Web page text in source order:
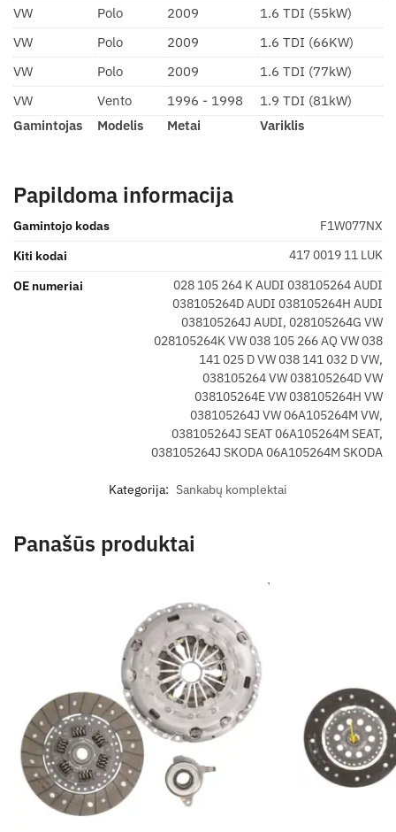
Gamintojas Modelis Metai Variklis
VW
Polo 2009
1.6 TDI (55kW)
VW
Polo 2009
1.6 TDI (66KW)
VW
Polo 2009
1.6 TDI (77kW)
VW
Vento 1996 - 1998 1.9 TDI (81kW)
Papildoma informacija
Gamintojo kodas
F1W077NX
Kiti kodai
417 0019 11 LUK
OE numeriai
028 105 264 K AUDI 038105264 AUDI
038105264D AUDI 038105264H AUDI
038105264J AUDI, 028105264G VW
028105264K VW 038 105 266 AQ VW 038
141 025 D VW 038 141 032 D VW,
038105264 VW 038105264D VW
038105264E VW 038105264H VW
038105264J VW 06A105264M VW,
038105264J SEAT 06A105264M SEAT,
038105264J SKODA 06A105264M SKODA
Kategorija: Sankabų komplektai
Panašūs produktai